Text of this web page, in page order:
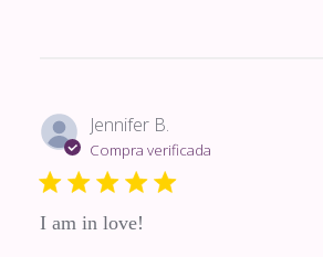
Jennifer B.
Compra verificada
I am in love!